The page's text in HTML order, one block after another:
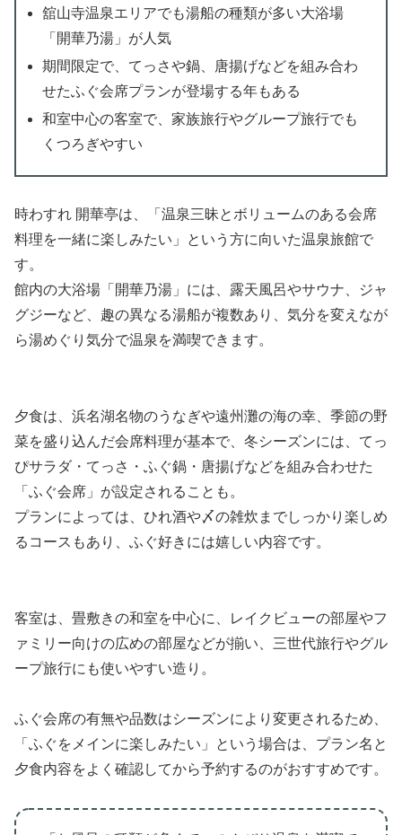
舘山寺温泉エリアでも湯船の種類が多い大浴場
「開華乃湯」が人気
期間限定で、てっさや鍋、唐揚げなどを組み合わ
せたふぐ会席プランが登場する年もある
和室中心の客室で、家族旅行やグループ旅行でも
くつろぎやすい
時わすれ 開華亭は、「温泉三昧とボリュームのある会席
料理を一緒に楽しみたい」という方に向いた温泉旅館で
す。
館内の大浴場「開華乃湯」には、露天風呂やサウナ、ジャ
グジーなど、趣の異なる湯船が複数あり、気分を変えなが
ら湯めぐり気分で温泉を満喫できます。
夕食は、浜名湖名物のうなぎや遠州灘の海の幸、季節の野
菜を盛り込んだ会席料理が基本で、冬シーズンには、てっ
ぴサラダ・てっさ・ふぐ鍋・唐揚げなどを組み合わせた
「ふぐ会席」が設定されることも。
プランによっては、ひれ酒や〆の雑炊までしっかり楽しめ
るコースもあり、ふぐ好きには嬉しい内容です。
客室は、畳敷きの和室を中心に、レイクビューの部屋やフ
ァミリー向けの広めの部屋などが揃い、三世代旅行やグル
ープ旅行にも使いやすい造り。
ふぐ会席の有無や品数はシーズンにより変更されるため、
「ふぐをメインに楽しみたい」という場合は、プラン名と
夕食内容をよく確認してから予約するのがおすすめです。